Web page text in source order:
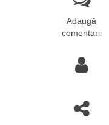
Adaugă
comentarii